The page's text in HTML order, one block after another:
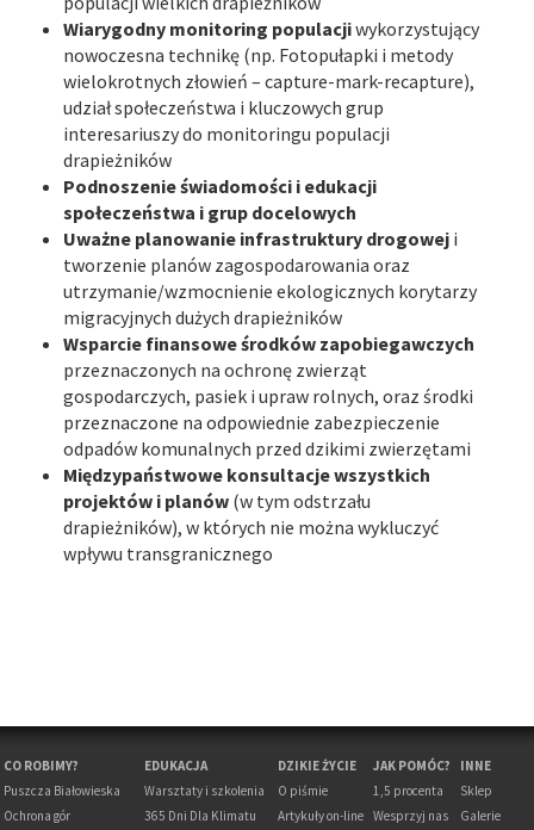
Wiarygodny monitoring populacjiwykorzystujący
nowoczesna technikę (np. Fotopułapki i metody
wielokrotnych złowień – capture-mark-recapture),
udział społeczeństwa i kluczowych grup
interesariuszy do monitoringu populacji
drapieżników
Podnoszenie świadomości i edukacji
społeczeństwa i grup docelowych
Uważne planowanie infrastruktury drogowej i
tworzenie planów zagospodarowania oraz
utrzymanie/wzmocnienie ekologicznych korytarzy
migracyjnych dużych drapieżników
Wsparcie finansowe środków zapobiegawczych
przeznaczonych na ochronę zwierząt
gospodarczych, pasiek i upraw rolnych, oraz środki
przeznaczone na odpowiednie zabezpieczenie
odpadów komunalnych przed dzikimi zwierzętami
Międzypaństwowe konsultacje wszystkich
projektów i planów (w tym odstrzału
drapieżników), w których nie można wykluczyć
wpływu transgranicznego
CO ROBIMY?
Puszcza Białowieska
Ochrona gór
EDUKACJA
Warsztaty i szkolenia
365 Dni Dla Klimatu
DZIKIE ŻYCIE
O piśmie
Artykuły on-line
JAK POMÓC?
1,5 procenta
Wesprzyj nas
INNE
Sklep
Galerie